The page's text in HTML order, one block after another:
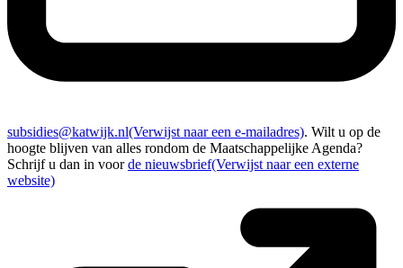
subsidies@katwijk.nl(Verwijst naar een e-mailadres). Wilt u op de
hoogte blijven van alles rondom de Maatschappelijke Agenda?
Schrijf u dan in voorde nieuwsbrief(Verwijst naar een externe
website)